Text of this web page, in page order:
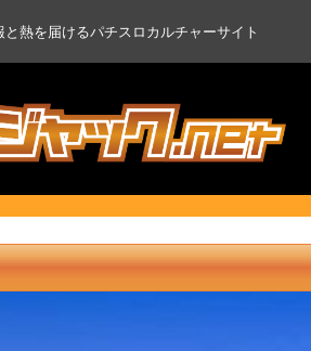
熱を届けるパチスロカルチャーサイト